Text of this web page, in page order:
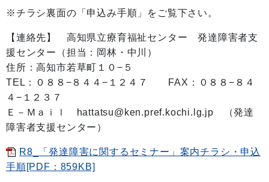
※チラシ裏面の「申込み手順」をご覧下さい。
【連絡先】 高知県立療育福祉センター 発達障害者支
援センター（担当：岡林・中川）
住所：高知市若草町１０−５
TEL：０８８−８４４−１２４７ FAX：０８８−８４
４−１２３７
Ｅ－Ｍａｉｌ hattatsu@ken.pref.kochi.lg.jp （発達
障害者支援センター）
R8_「発達障害に関するセミナー」案内チラシ・申込
手順[PDF：859KB]